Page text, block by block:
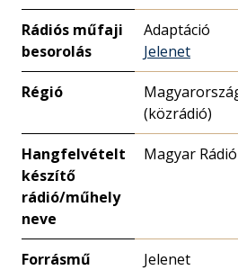
Rádiós műfaji
besorolás
Adaptáció
Jelenet
Régió
(közrádió)
Hangfelvételt
készítő
rádió/műhely
neve
Magyar Rádió
Forrásmű
Jelenet